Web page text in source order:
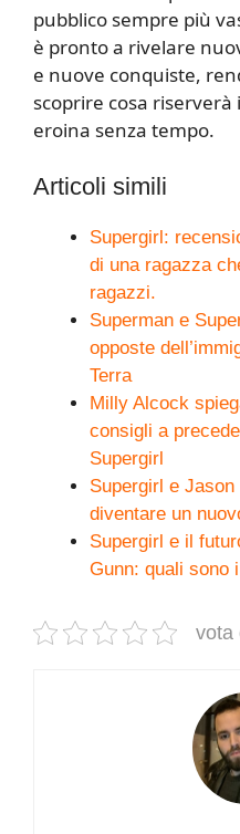
pubblico sempre più
è pronto a rivelare
e nuove conquiste,
scoprire cosa
eroina senza tempo.
Articoli simili
Supergirl:
di una ragazza
ragazzi.
Superman e
opposte
Terra
Milly Alcock
consigli a
Supergirl
Supergirl e
diventare un
Supergirl e il
Gunn: quali sono
vota